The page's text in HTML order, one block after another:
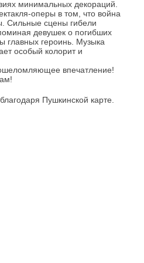
минимальных декораций.
оперы в том, что война
Сильные сцены гибели
девушек о погибших
главных героинь. Музыка
особый колорит и
впечатление!
Пушкинской карте.